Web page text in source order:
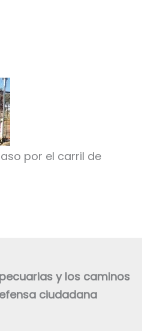
por el carril de
y los caminos
ciudadana